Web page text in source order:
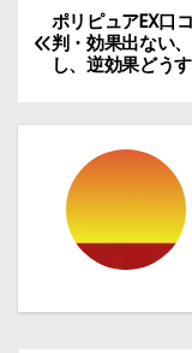
投
稿
ナ
ビ
ゲ
シ
ポリピュアEX口
判・効果出ない
し、逆効果どう